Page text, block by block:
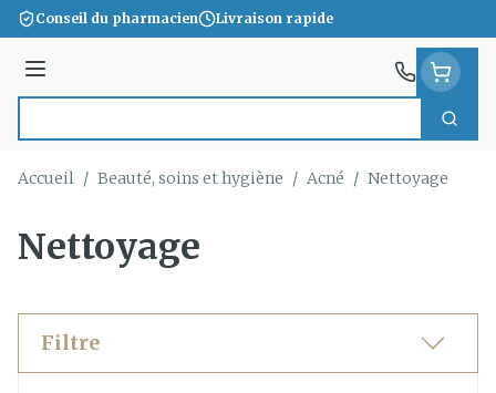
Aller au contenu
Conseil du pharmacien Livraison rapide
Menu
Accueil / Beauté, soins et hygiène / Acné / Nettoyage
Nettoyage
Filtre